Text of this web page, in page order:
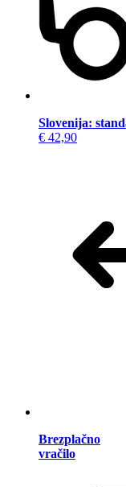
Slovenija:
€ 42,90
Brezplačno
vračilo